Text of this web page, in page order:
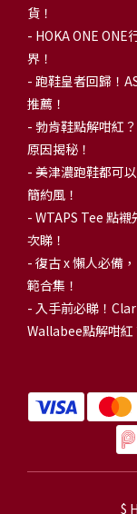
貨！
- HOKA ONE
界！
- 跑鞋皇者回歸！
推薦！
- 勃肯鞋點解咁紅
原因揭秘！
- 美津濃跑鞋都可
簡約風！
- WTAPS Tee 點
次睇！
- 復古 x 懶人必備
範合集！
- 入手前必睇！
Wallabee點解咁紅
$